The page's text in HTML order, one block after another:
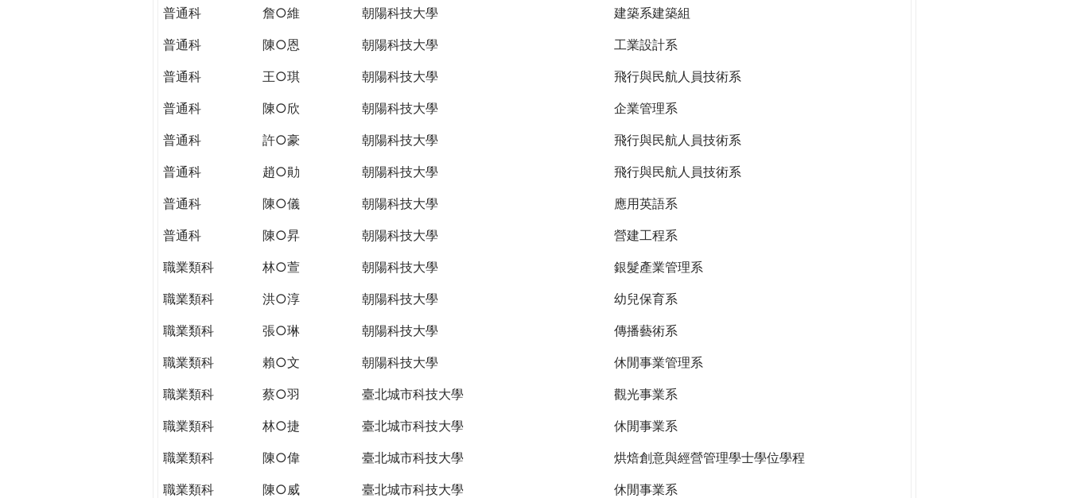
普通科
詹○維 朝陽科技大學
建築系建築組
普通科
陳○恩 朝陽科技大學
工業設計系
普通科
王○琪 朝陽科技大學
飛行與民航人員技術系
普通科
陳○欣 朝陽科技大學
企業管理系
普通科
許○豪 朝陽科技大學
飛行與民航人員技術系
普通科
趙○勛 朝陽科技大學
飛行與民航人員技術系
普通科
陳○儀 朝陽科技大學
應用英語系
普通科
陳○昇 朝陽科技大學
營建工程系
職業類科
林○萱 朝陽科技大學
銀髮產業管理系
職業類科
洪○淳 朝陽科技大學
幼兒保育系
職業類科
張○琳 朝陽科技大學
傳播藝術系
職業類科
賴○文 朝陽科技大學
休閒事業管理系
職業類科
蔡○羽 臺北城市科技大學
觀光事業系
職業類科
林○捷 臺北城市科技大學
休閒事業系
職業類科
陳○偉 臺北城市科技大學
烘焙創意與經營管理學士學位學程
職業類科
陳○威 臺北城市科技大學
休閒事業系